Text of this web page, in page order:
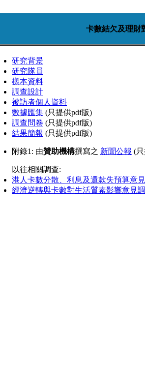
卡數結欠及理財
研究背景
研究隊員
樣本資料
調查設計
被訪者個人資料
數據匯集 (只提供pdf版)
調查問卷 (只提供pdf版)
結果簡報 (只提供pdf版)
附錄1: 由贊助機構撰寫之 新聞公報 (
以往相關調查:
港人卡數分散、利息及還款失預算意
經濟逆轉與卡數對生活質素影響意見